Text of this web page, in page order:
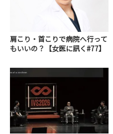
肩こり・首こりで病院へ行って
もいいの？【女医に訊く#77】